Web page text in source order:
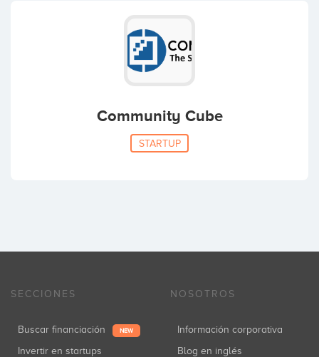
Community Cube
STARTUP
SECCIONES
Buscar financiación NEW
Invertir en startups
NOSOTROS
Información corporativa
Blog en inglés